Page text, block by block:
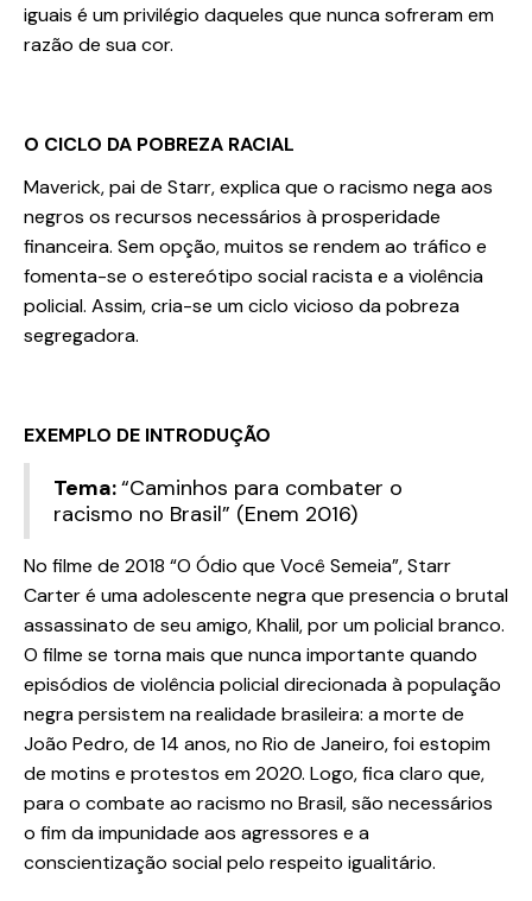
iguais é um privilégio daqueles que nunca sofreram em
razão de sua cor.
O CICLO DA POBREZA RACIAL
Maverick, pai de Starr, explica que o racismo nega aos
negros os recursos necessários à prosperidade
financeira. Sem opção, muitos se rendem ao tráfico e
fomenta-se o estereótipo social racista e a violência
policial. Assim, cria-se um ciclo vicioso da pobreza
segregadora.
EXEMPLO DE INTRODUÇÃO
Tema:“Caminhos para combater o
racismo no Brasil” (Enem 2016)
No filme de 2018 “O Ódio que Você Semeia”, Starr
Carter é uma adolescente negra que presencia o brutal
assassinato de seu amigo, Khalil, por um policial branco.
O filme se torna mais que nunca importante quando
episódios de violência policial direcionada à população
negra persistem na realidade brasileira: a morte de
João Pedro, de 14 anos, no Rio de Janeiro, foi estopim
de motins e protestos em 2020. Logo, fica claro que,
para o combate ao racismo no Brasil, são necessários
o fim da impunidade aos agressores e a
conscientização social pelo respeito igualitário.